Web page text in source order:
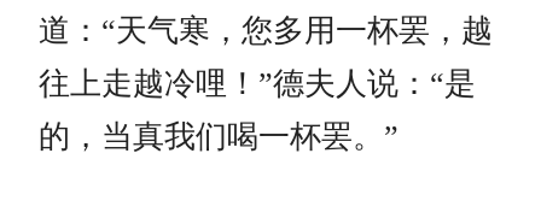
道：“天气寒，您多用一杯罢，越
往上走越冷哩！”德夫人说：“是
的，当真我们喝一杯罢。”